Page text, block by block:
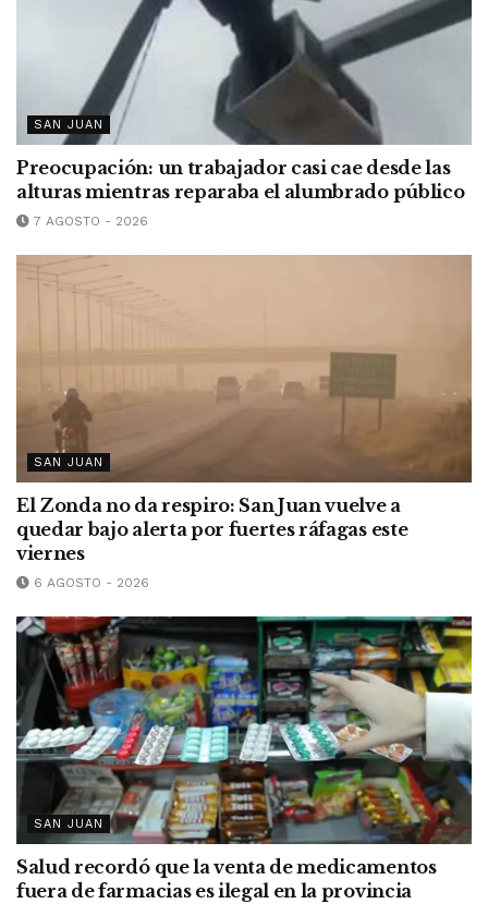
SAN JUAN
Preocupación: un trabajador casi cae desde las
alturas mientras reparaba el alumbrado público
7 AGOSTO - 2026
SAN JUAN
El Zonda no da respiro: San Juan vuelve a
quedar bajo alerta por fuertes ráfagas este
viernes
6 AGOSTO - 2026
SAN JUAN
Salud recordó que la venta de medicamentos
fuera de farmacias es ilegal en la provincia